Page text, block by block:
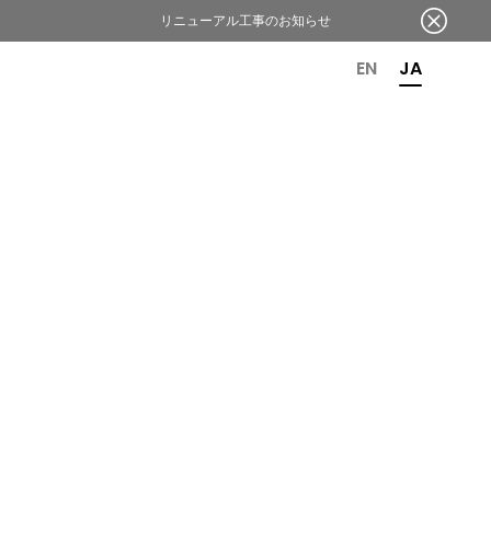
EN JA
リニューアル工事のお知らせ
OR 6TH ANNIVERSARY